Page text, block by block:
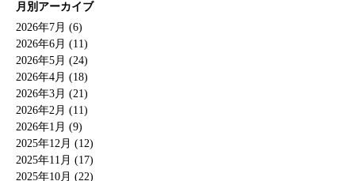
月別アーカイブ
2026年7月 (6)
2026年6月 (11)
2026年5月 (24)
2026年4月 (18)
2026年3月 (21)
2026年2月 (11)
2026年1月 (9)
2025年12月 (12)
2025年11月 (17)
2025年10月 (22)